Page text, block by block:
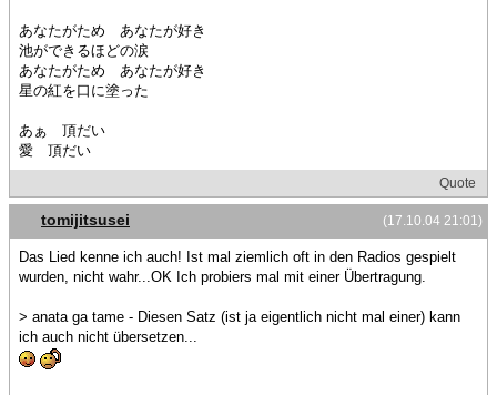
あなたがため あなたが好き
池ができるほどの涙
あなたがため あなたが好き
星の紅を口に塗った
あぁ 頂だい
愛 頂だい
Quote
(17.10.04 21:01)
tomijitsusei
Das Lied kenne ich auch! Ist mal ziemlich oft in den Radios gespielt
wurden, nicht wahr...OK Ich probiers mal mit einer Übertragung.
> anata ga tame - Diesen Satz (ist ja eigentlich nicht mal einer) kann
ich auch nicht übersetzen...